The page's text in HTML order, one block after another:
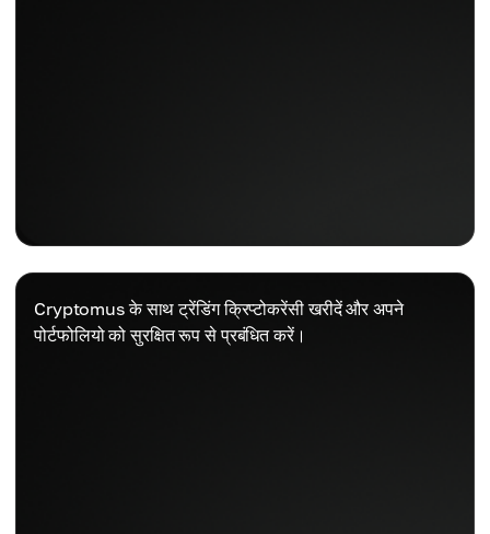
Cryptomus के साथ ट्रेंडिंग क्रिप्टोकरेंसी खरीदें और अपने
पोर्टफोलियो को सुरक्षित रूप से प्रबंधित करें।